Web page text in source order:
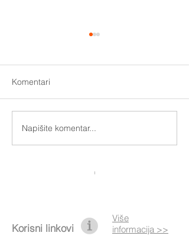
Otključajmo uistinu pokret
Komentari
Napišite komentar...
Više
informacija >>
Korisni linkovi